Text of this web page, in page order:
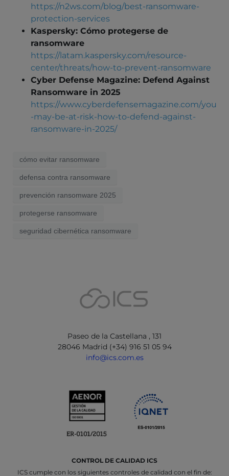
https://n2ws.com/blog/best-ransomware-
protection-services
Kaspersky: Cómo protegerse de
ransomware
https://latam.kaspersky.com/resource-
center/threats/how-to-prevent-ransomware
Cyber Defense Magazine: Defend Against
Ransomware in 2025
https://www.cyberdefensemagazine.com/you
-may-be-at-risk-how-to-defend-against-
ransomware-in-2025/
cómo evitar ransomware
defensa contra ransomware
prevención ransomware 2025
protegerse ransomware
seguridad cibernética ransomware
Paseo de la Castellana , 131
28046 Madrid (+34) 916 51 05 94
info@ics.com.es
CONTROL DE CALIDAD ICS
ICS cumple con los siguientes controles de calidad con el fin de: